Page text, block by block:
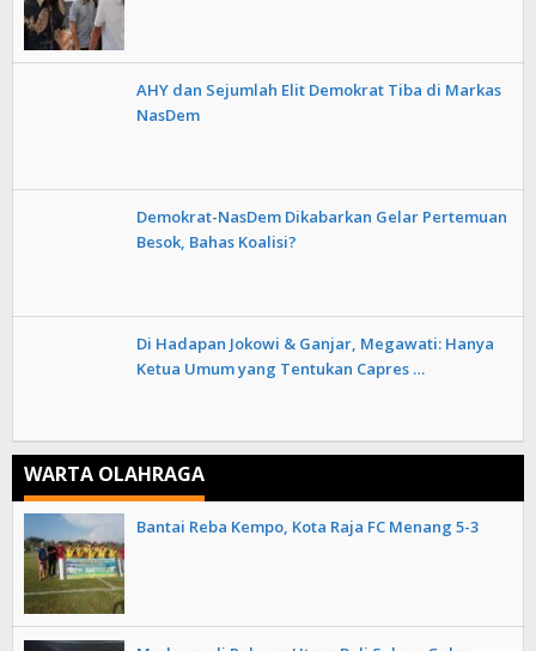
AHY dan Sejumlah Elit Demokrat Tiba di Markas
NasDem
Demokrat-NasDem Dikabarkan Gelar Pertemuan
Besok, Bahas Koalisi?
Di Hadapan Jokowi & Ganjar, Megawati: Hanya
Ketua Umum yang Tentukan Capres …
WARTA OLAHRAGA
Bantai Reba Kempo, Kota Raja FC Menang 5-3